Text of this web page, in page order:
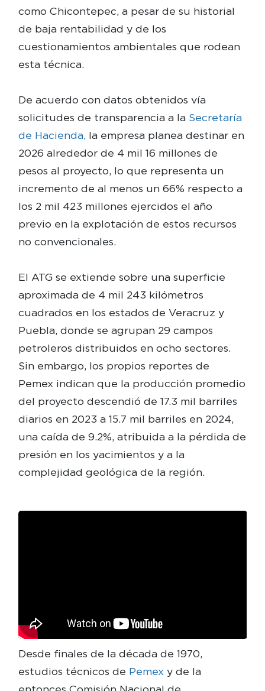
como Chicontepec, a pesar de su historial
de baja rentabilidad y de los
cuestionamientos ambientales que rodean
esta técnica.
De acuerdo con datos obtenidos vía
solicitudes de transparencia a la Secretaría
de Hacienda, la empresa planea destinar en
2026 alrededor de 4 mil 16 millones de
pesos al proyecto, lo que representa un
incremento de al menos un 66% respecto a
los 2 mil 423 millones ejercidos el año
previo en la explotación de estos recursos
no convencionales.
El ATG se extiende sobre una superficie
aproximada de 4 mil 243 kilómetros
cuadrados en los estados de Veracruz y
Puebla, donde se agrupan 29 campos
petroleros distribuidos en ocho sectores.
Sin embargo, los propios reportes de
Pemex indican que la producción promedio
del proyecto descendió de 17.3 mil barriles
diarios en 2023 a 15.7 mil barriles en 2024,
una caída de 9.2%, atribuida a la pérdida de
presión en los yacimientos y a la
complejidad geológica de la región.
Desde finales de la década de 1970,
estudios técnicos de Pemex y de la